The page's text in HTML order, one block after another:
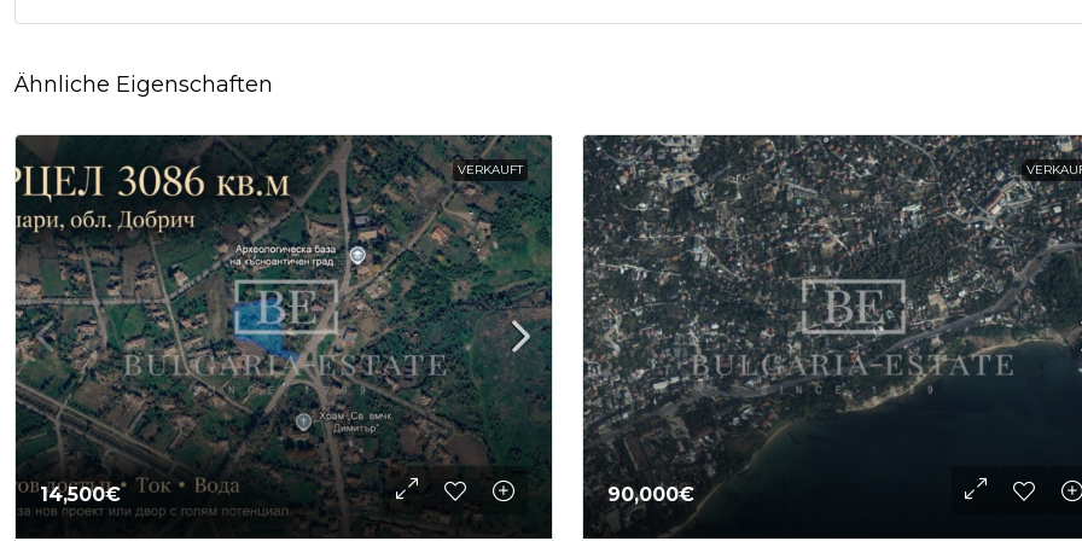
Ähnliche Eigenschaften
VERKAUFT
14,500€ 90,000€